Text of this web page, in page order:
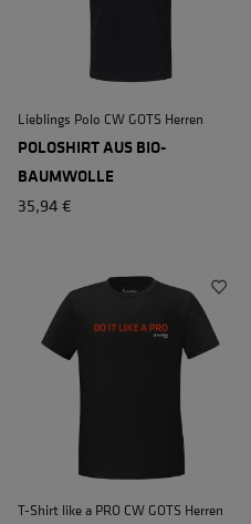
Lieblings Polo CW GOTS Herren
POLOSHIRT AUS BIO-
BAUMWOLLE
35,94 €
T-Shirt like a PRO CW GOTS Herren